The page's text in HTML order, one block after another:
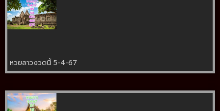
หวยลาวงวดนี้ 5-4-67